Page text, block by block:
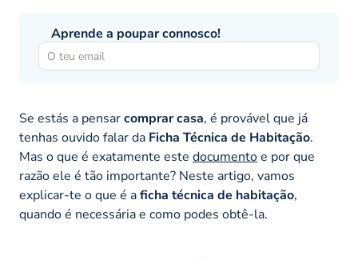
Aprende a poupar connosco!
Se estás a pensarcomprar casa, é provável que já
tenhas ouvido falar da Ficha Técnica de Habitação.
Mas o que é exatamente este documentoe por que
razão ele é tão importante? Neste artigo, vamos
explicar-te o que é aficha técnica de habitação,
quando é necessária e como podes obtê-la.